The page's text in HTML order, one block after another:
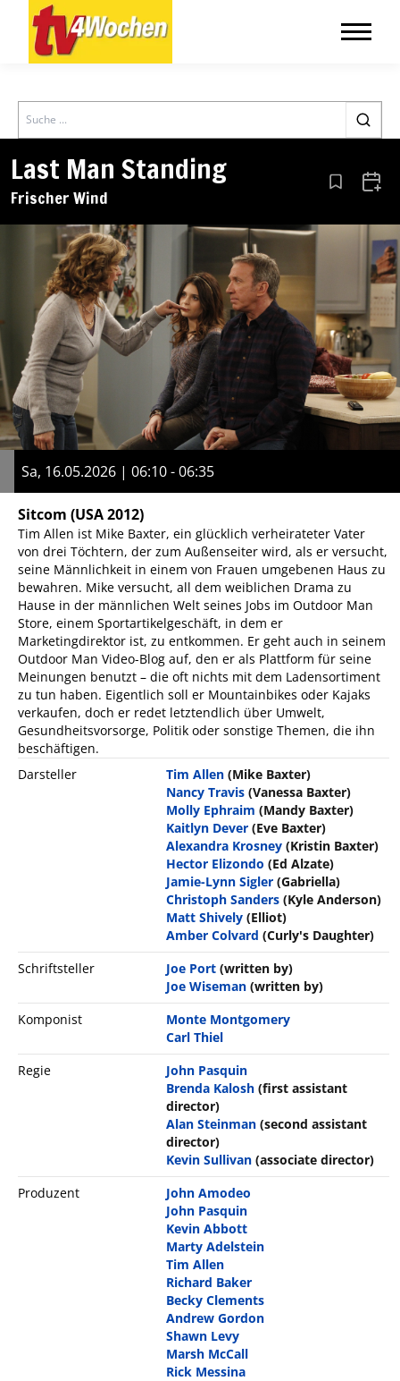
Search
Last Man Standing
Frischer Wind Aus den
Sa, 16.05.2026 | 06:10 - 06:35
Sitcom (USA 2012)
Tim Allen ist Mike Baxter, ein glücklich verheirateter Vater
von drei Töchtern, der zum Außenseiter wird, als er versucht,
seine Männlichkeit in einem von Frauen umgebenen Haus zu
bewahren. Mike versucht, all dem weiblichen Drama zu
Hause in der männlichen Welt seines Jobs im Outdoor Man
Store, einem Sportartikelgeschäft, in dem er
Marketingdirektor ist, zu entkommen. Er geht auch in seinem
Outdoor Man Video-Blog auf, den er als Plattform für seine
Meinungen benutzt – die oft nichts mit dem Ladensortiment
zu tun haben. Eigentlich soll er Mountainbikes oder Kajaks
verkaufen, doch er redet letztendlich über Umwelt,
Gesundheitsvorsorge, Politik oder sonstige Themen, die ihn
beschäftigen.
Darsteller
Tim Allen (Mike Baxter)
Nancy Travis (Vanessa Baxter)
Molly Ephraim (Mandy Baxter)
Kaitlyn Dever (Eve Baxter)
Alexandra Krosney (Kristin Baxter)
Hector Elizondo (Ed Alzate)
Jamie-Lynn Sigler (Gabriella)
Christoph Sanders (Kyle Anderson)
Matt Shively (Elliot)
Amber Colvard (Curly's Daughter)
Schriftsteller
Joe Port (written by)
Joe Wiseman (written by)
Komponist
Monte Montgomery
Carl Thiel
Regie
John Pasquin
Brenda Kalosh (first assistant
director)
Alan Steinman (second assistant
director)
Kevin Sullivan (associate director)
Produzent
John Amodeo
John Pasquin
Kevin Abbott
Marty Adelstein
Tim Allen
Richard Baker
Becky Clements
Andrew Gordon
Shawn Levy
Marsh McCall
Rick Messina